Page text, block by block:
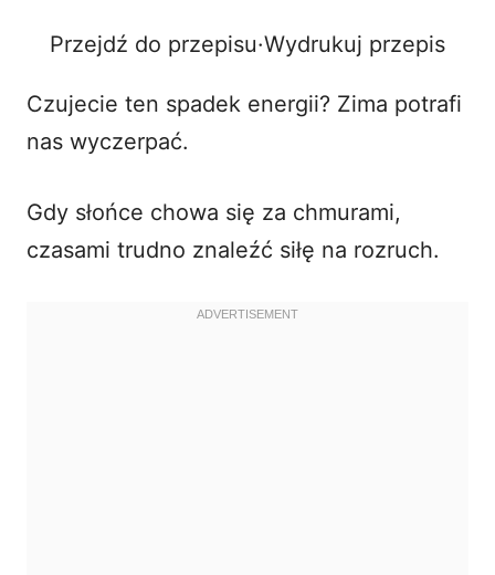
o
Przejdź do przepisu·Wydrukuj przepis
Czujecie ten spadek energii? Zima potrafi
nas wyczerpać.
Gdy słońce chowa się za chmurami,
czasami trudno znaleźć siłę na rozruch.